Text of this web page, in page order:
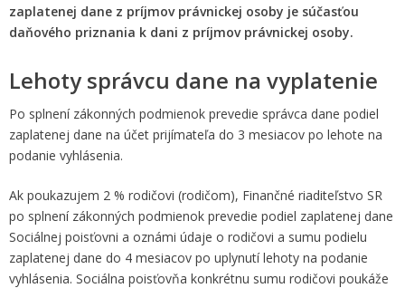
zaplatenej dane z príjmov právnickej osoby je súčasťou
daňového priznania k dani z príjmov právnickej osoby.
Lehoty správcu dane na vyplatenie
Po splnení zákonných podmienok prevedie správca dane podiel
zaplatenej dane na účet prijímateľa do 3 mesiacov po lehote na
podanie vyhlásenia.
Ak poukazujem 2 % rodičovi (rodičom), Finančné riaditeľstvo SR
po splnení zákonných podmienok prevedie podiel zaplatenej dane
Sociálnej poisťovni a oznámi údaje o rodičovi a sumu podielu
zaplatenej dane do 4 mesiacov po uplynutí lehoty na podanie
vyhlásenia. Sociálna poisťovňa konkrétnu sumu rodičovi poukáže